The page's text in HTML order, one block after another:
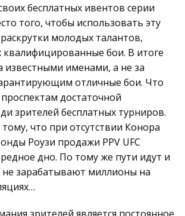
бесплатных ивентов серии
того, чтобы использовать эту
молодых талантов,
бои. В итоге
известными именами, а не за
отличные бои. Что
достаточной
зрителей бесплатных турниров.
тому, что при отсутствии Конора
Роузи продажи PPV UFC
дно. По тому же пути идут и
зарабатывают миллионы на
зрителей является постоянное